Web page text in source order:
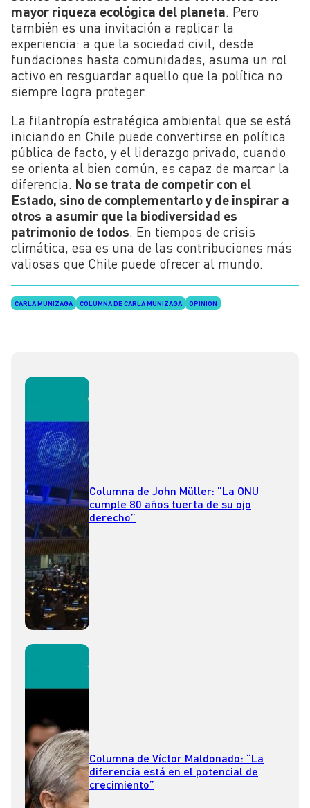
mayor riqueza ecológica del planeta. Pero
también es una invitación a replicar la
experiencia: a que la sociedad civil, desde
fundaciones hasta comunidades, asuma un rol
activo en resguardar aquello que la política no
siempre logra proteger.
La filantropía estratégica ambiental que se está
iniciando en Chile puede convertirse en política
pública de facto, y el liderazgo privado, cuando
se orienta al bien común, es capaz de marcar la
diferencia. No se trata de competir con el
Estado, sino de complementarlo y de inspirar a
otros a asumir que la biodiversidad es
patrimonio de todos. En tiempos de crisis
climática, esa es una de las contribuciones más
valiosas que Chile puede ofrecer al mundo.
CARLA MUNIZAGA COLUMNA DE CARLA MUNIZAGA OPINIÓN
Columna de John Müller: “La ONU
cumple 80 años tuerta de su ojo
derecho”
Columna de Víctor Maldonado: “La
diferencia está en el potencial de
crecimiento”